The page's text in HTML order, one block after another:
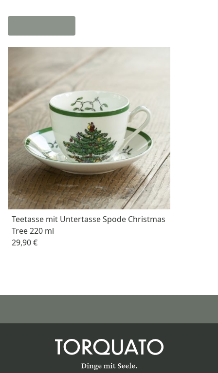
Teetasse mit Untertasse Spode Christmas
Tree 220 ml
29,90 €